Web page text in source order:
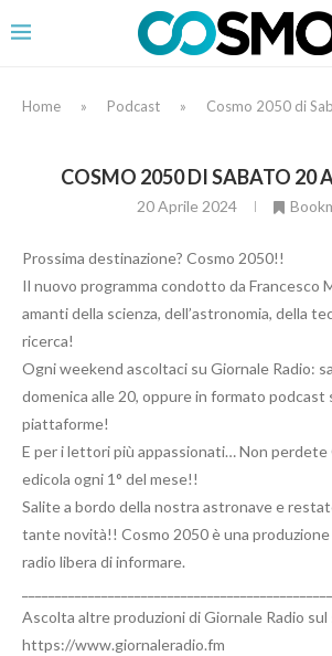
Home » Podcast » Cosmo 2050 di
COSMO 2050 DI SABATO 20
20 Aprile 2024
Prossima destinazione? Cosmo 2050!!
Il nuovo programma condotto da Francesco
amanti della scienza, dell’astronomia, della
ricerca!
Ogni weekend ascoltaci su Giornale Radio:
domenica alle 20, oppure in formato
piattaforme!
E per i lettori più appassionati… Non perdete
edicola ogni 1° del mese!!
Salite a bordo della nostra astronave e
tante novità!! Cosmo 2050 è una produzione
radio libera di informare.
Ascolta altre produzioni di Giornale Radio sul
https://www.giornaleradio.fm